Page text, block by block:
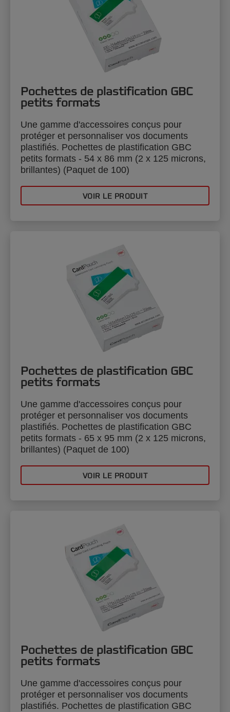
Pochettes de plastification GBC
petits formats
Une gamme d'accessoires conçus pour
protéger et personnaliser vos documents
plastifiés. Pochettes de plastification GBC
petits formats - 54 x 86 mm (2 x 125 microns,
brillantes) (Paquet de 100)
VOIR LE PRODUIT
Pochettes de plastification GBC
petits formats
Une gamme d'accessoires conçus pour
protéger et personnaliser vos documents
plastifiés. Pochettes de plastification GBC
petits formats - 65 x 95 mm (2 x 125 microns,
brillantes) (Paquet de 100)
VOIR LE PRODUIT
Pochettes de plastification GBC
petits formats
Une gamme d'accessoires conçus pour
protéger et personnaliser vos documents
plastifiés. Pochettes de plastification GBC